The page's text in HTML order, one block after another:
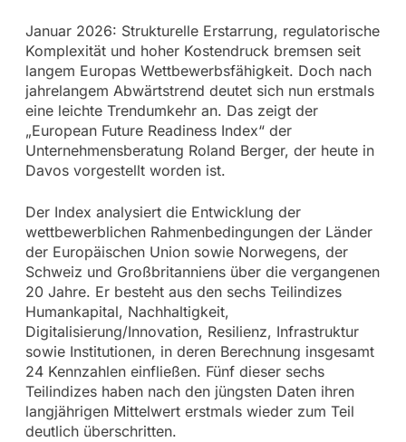
Januar 2026: Strukturelle Erstarrung, regulatorische
Komplexität und hoher Kostendruck bremsen seit
langem Europas Wettbewerbsfähigkeit. Doch nach
jahrelangem Abwärtstrend deutet sich nun erstmals
eine leichte Trendumkehr an. Das zeigt der
„European Future Readiness Index“ der
Unternehmensberatung Roland Berger, der heute in
Davos vorgestellt worden ist.
Der Index analysiert die Entwicklung der
wettbewerblichen Rahmenbedingungen der Länder
der Europäischen Union sowie Norwegens, der
Schweiz und Großbritanniens über die vergangenen
20 Jahre. Er besteht aus den sechs Teilindizes
Humankapital, Nachhaltigkeit,
Digitalisierung/Innovation, Resilienz, Infrastruktur
sowie Institutionen, in deren Berechnung insgesamt
24 Kennzahlen einfließen. Fünf dieser sechs
Teilindizes haben nach den jüngsten Daten ihren
langjährigen Mittelwert erstmals wieder zum Teil
deutlich überschritten.